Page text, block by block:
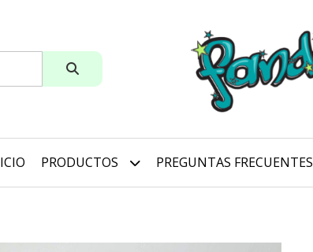
PRODUCTOS PREGUNTAS FRECUENTES